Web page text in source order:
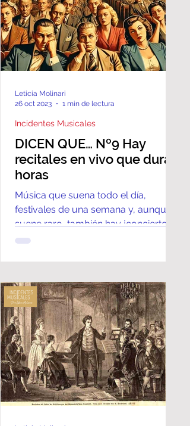
DICEN QUE… Nº9 Hay
recitales en vivo que duran
horas
Música que suena todo el día,
festivales de una semana y, aunque
suene raro, también hay ¡conciertos
que duran siglos! Música de J. Cage.
Incidentes Musicales
Leticia Molinari
26 oct 2023
1 min de lectura